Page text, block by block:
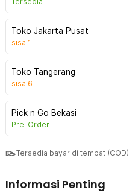
Toko Jakarta Pusat
sisa 1
Toko Tangerang
sisa 6
Pick n Go Bekasi
Pre-Order
Tersedia bayar di tempat (COD)
Informasi Penting